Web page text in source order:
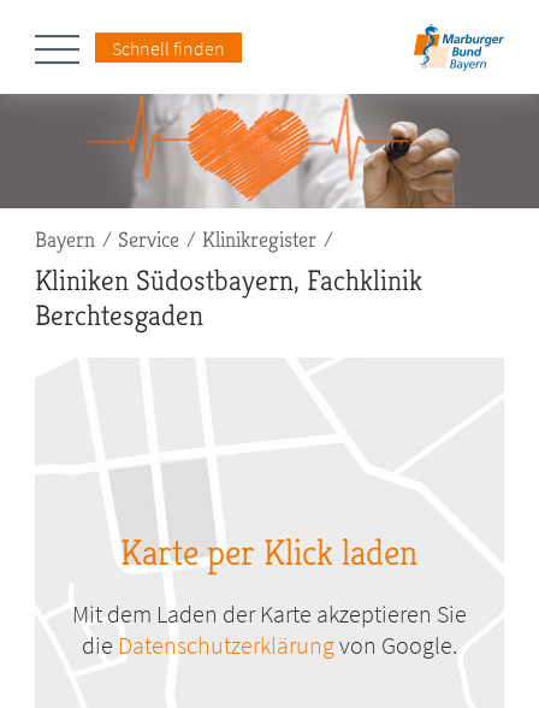
Schnell finden
Pfadnavigation
Bayern Service Klinikregister
Kliniken Südostbayern, Fachklinik
Berchtesgaden
Karte per Klick laden
Mit dem Laden der Karte akzeptieren Sie
die Datenschutzerklärungvon Google.